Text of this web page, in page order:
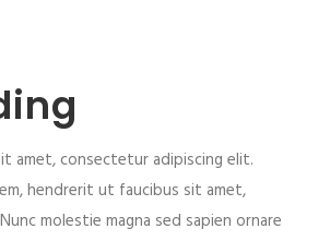
amet, consectetur adipiscing elit.
hendrerit ut faucibus sit amet,
molestie magna sed sapien ornare